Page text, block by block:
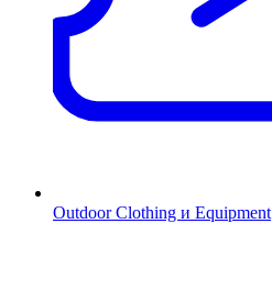
Outdoor Clothing и Equipment